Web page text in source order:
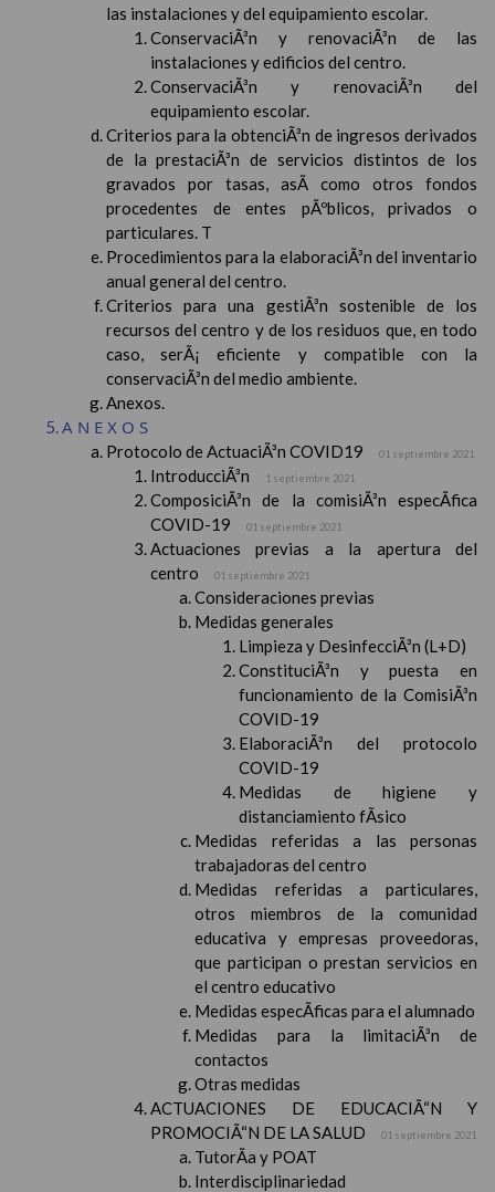
las instalaciones y del equipamiento escolar.
ConservaciÃ³n y renovaciÃ³n de las
instalaciones y edificios del centro.
ConservaciÃ³n y renovaciÃ³n del
equipamiento escolar.
Criterios para la obtenciÃ³n de ingresos derivados
de la prestaciÃ³n de servicios distintos de los
gravados por tasas, asÃ­ como otros fondos
procedentes de entes pÃºblicos, privados o
particulares. T
Procedimientos para la elaboraciÃ³n del inventario
anual general del centro.
Criterios para una gestiÃ³n sostenible de los
recursos del centro y de los residuos que, en todo
caso, serÃ¡ eficiente y compatible con la
conservaciÃ³n del medio ambiente.
Anexos.
ANEXOS
Protocolo de ActuaciÃ³n COVID19 01 septiembre 2021
IntroducciÃ³n 1 septiembre 2021
ComposiciÃ³n de la comisiÃ³n especÃ­fica
COVID-19
01 septiembre 2021
Actuaciones previas a la apertura del
centro
01 septiembre 2021
Consideraciones previas
Medidas generales
Limpieza y DesinfecciÃ³n (L+D)
ConstituciÃ³n y puesta en
funcionamiento de la ComisiÃ³n
COVID-19
ElaboraciÃ³n del protocolo
COVID-19
Medidas de higiene y
distanciamiento fÃ­sico
Medidas referidas a las personas
trabajadoras del centro
Medidas referidas a particulares,
otros miembros de la comunidad
educativa y empresas proveedoras,
que participan o prestan servicios en
el centro educativo
Medidas especÃ­ficas para el alumnado
Medidas para la limitaciÃ³n de
contactos
Otras medidas
ACTUACIONES DE EDUCACIÃ“N Y
PROMOCIÃ“N DE LA SALUD
01 septiembre 2021
TutorÃ­a y POAT
Interdisciplinariedad